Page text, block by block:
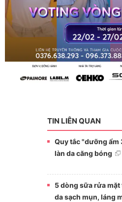
TIN LIÊN QUAN
Quy tắc "dưỡng ẩm
làn da căng bóng
5 dòng sữa rửa
da sạch mụn, láng